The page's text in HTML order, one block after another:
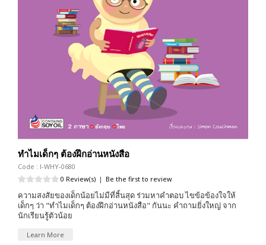
ทำไมเด็กๆ ต้องฝึกอ่านหนังสือ
Code : I-WHY-0680
0 Review(s) | Be the first to review
ความสงสัยของเด็กน้อยไม่มีที่สิ้นสุด ร่วมหาคำตอบ ไขข้อข้องใจให้
เด็กๆ ว่า "ทำไมเด็กๆ ต้องฝึกอ่านหนังสือ" กันนะ คำถามยิ่งใหญ่ จาก
นักเรียนรู้ตัวน้อย
Learn More